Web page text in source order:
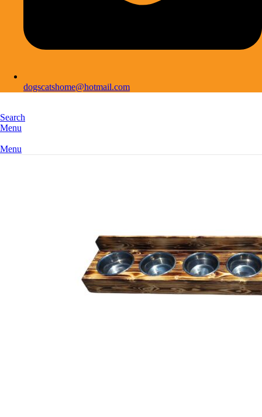
dogscatshome@hotmail.com
Search
Menu
Menu